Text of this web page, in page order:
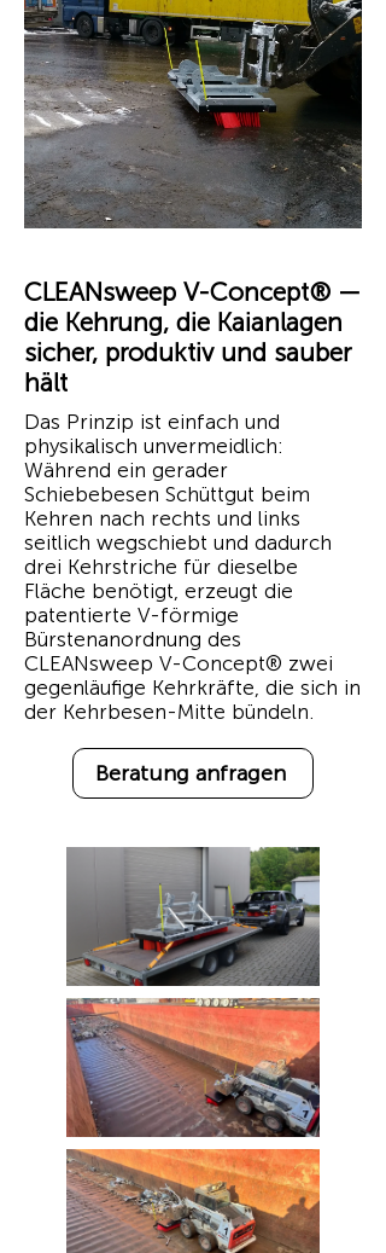
CLEANsweep V-Concept® —
die Kehrung, die Kaianlagen
sicher, produktiv und sauber
hält
Das Prinzip ist einfach und
physikalisch unvermeidlich:
Während ein gerader
Schiebebesen Schüttgut beim
Kehren nach rechts und links
seitlich wegschiebt und dadurch
drei Kehrstriche für dieselbe
Fläche benötigt, erzeugt die
patentierte V-förmige
Bürstenanordnung des
CLEANsweep V-Concept® zwei
gegenläufige Kehrkräfte, die sich in
der Kehrbesen-Mitte bündeln.
Beratung anfragen